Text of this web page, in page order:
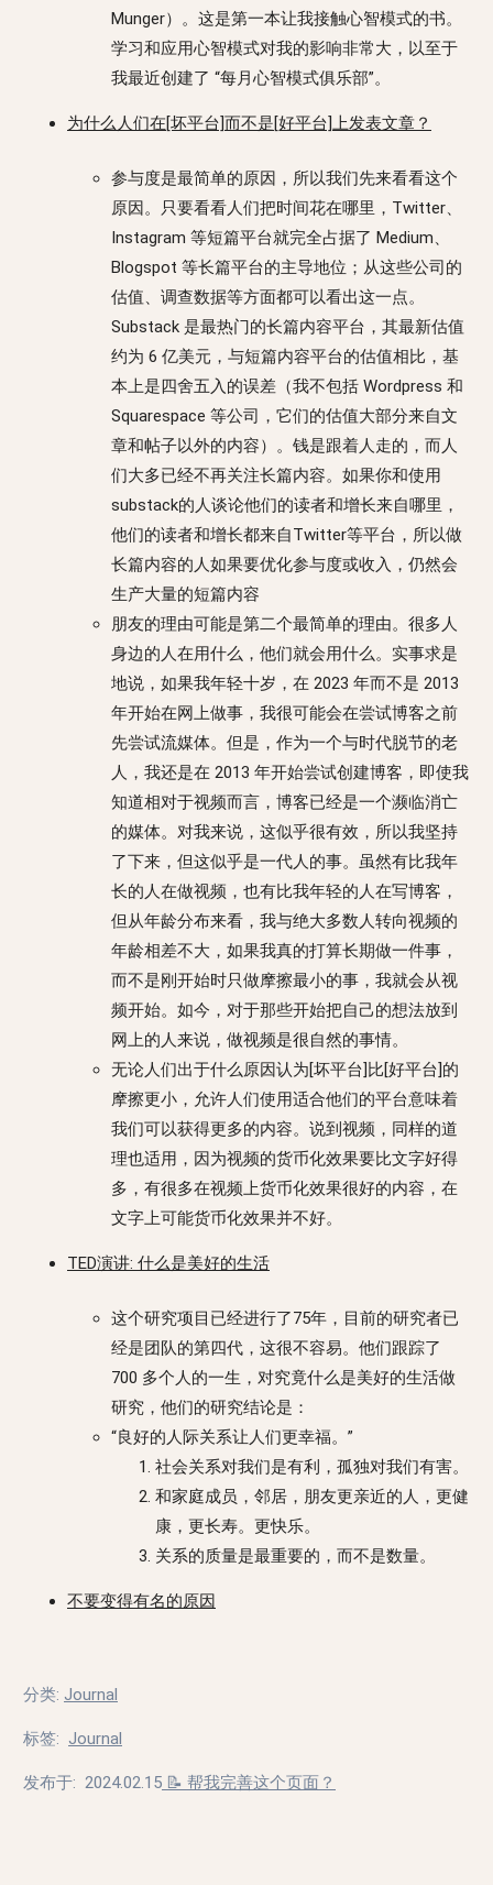
Munger）。这是第一本让我接触心智模式的书。
学习和应用心智模式对我的影响非常大，以至于
我最近创建了 “每月心智模式俱乐部”。
为什么人们在[坏平台]而不是[好平台]上发表文章？
参与度是最简单的原因，所以我们先来看看这个
原因。只要看看人们把时间花在哪里，Twitter、
Instagram 等短篇平台就完全占据了 Medium、
Blogspot 等长篇平台的主导地位；从这些公司的
估值、调查数据等方面都可以看出这一点。
Substack 是最热门的长篇内容平台，其最新估值
约为 6 亿美元，与短篇内容平台的估值相比，基
本上是四舍五入的误差（我不包括 Wordpress 和
Squarespace 等公司，它们的估值大部分来自文
章和帖子以外的内容）。钱是跟着人走的，而人
们大多已经不再关注长篇内容。如果你和使用
substack的人谈论他们的读者和增长来自哪里，
他们的读者和增长都来自Twitter等平台，所以做
长篇内容的人如果要优化参与度或收入，仍然会
生产大量的短篇内容
朋友的理由可能是第二个最简单的理由。很多人
身边的人在用什么，他们就会用什么。实事求是
地说，如果我年轻十岁，在 2023 年而不是 2013
年开始在网上做事，我很可能会在尝试博客之前
先尝试流媒体。但是，作为一个与时代脱节的老
人，我还是在 2013 年开始尝试创建博客，即使我
知道相对于视频而言，博客已经是一个濒临消亡
的媒体。对我来说，这似乎很有效，所以我坚持
了下来，但这似乎是一代人的事。虽然有比我年
长的人在做视频，也有比我年轻的人在写博客，
但从年龄分布来看，我与绝大多数人转向视频的
年龄相差不大，如果我真的打算长期做一件事，
而不是刚开始时只做摩擦最小的事，我就会从视
频开始。如今，对于那些开始把自己的想法放到
网上的人来说，做视频是很自然的事情。
无论人们出于什么原因认为[坏平台]比[好平台]的
摩擦更小，允许人们使用适合他们的平台意味着
我们可以获得更多的内容。说到视频，同样的道
理也适用，因为视频的货币化效果要比文字好得
多，有很多在视频上货币化效果很好的内容，在
文字上可能货币化效果并不好。
TED演讲: 什么是美好的生活
这个研究项目已经进行了75年，目前的研究者已
经是团队的第四代，这很不容易。他们跟踪了
700 多个人的一生，对究竟什么是美好的生活做
研究，他们的研究结论是：
“良好的人际关系让人们更幸福。”
社会关系对我们是有利，孤独对我们有害。
和家庭成员，邻居，朋友更亲近的人，更健
康，更长寿。更快乐。
关系的质量是最重要的，而不是数量。
不要变得有名的原因
分类: Journal
标签: Journal
发布于: 2024.02.15 📝 帮我完善这个页面？